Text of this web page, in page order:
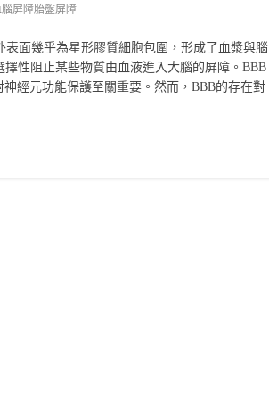
屏障胎盤屏障
面幾乎為星形膠質細胞包圍，形成了血漿與腦
性阻止某些物質由血液進入大腦的屏障。BBB
經元功能保護至關重要。然而，BBB的存在對